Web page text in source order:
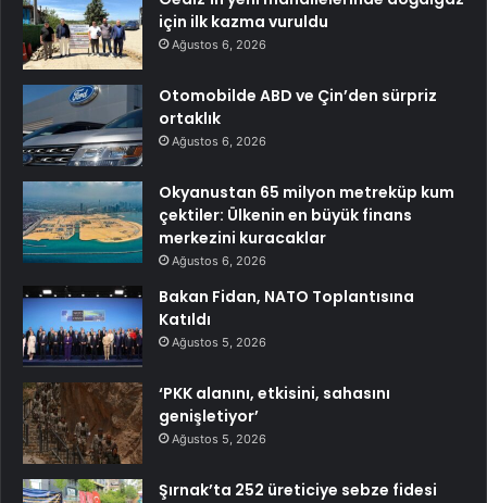
için ilk kazma vuruldu
Ağustos 6, 2026
Otomobilde ABD ve Çin’den sürpriz
ortaklık
Ağustos 6, 2026
Okyanustan 65 milyon metreküp kum
çektiler: Ülkenin en büyük finans
merkezini kuracaklar
Ağustos 6, 2026
Bakan Fidan, NATO Toplantısına
Katıldı
Ağustos 5, 2026
‘PKK alanını, etkisini, sahasını
genişletiyor’
Ağustos 5, 2026
Şırnak’ta 252 üreticiye sebze fidesi